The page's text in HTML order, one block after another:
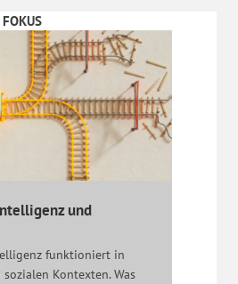
und
funktioniert in
Kontexten. Was